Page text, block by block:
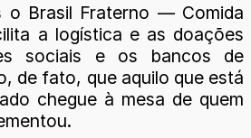
o Brasil Fraterno — Comida
a logística e as doações
sociais e os bancos de
de fato, que aquilo que está
chegue à mesa de quem